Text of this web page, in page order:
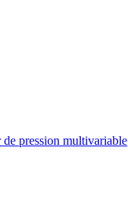
pression multivariable